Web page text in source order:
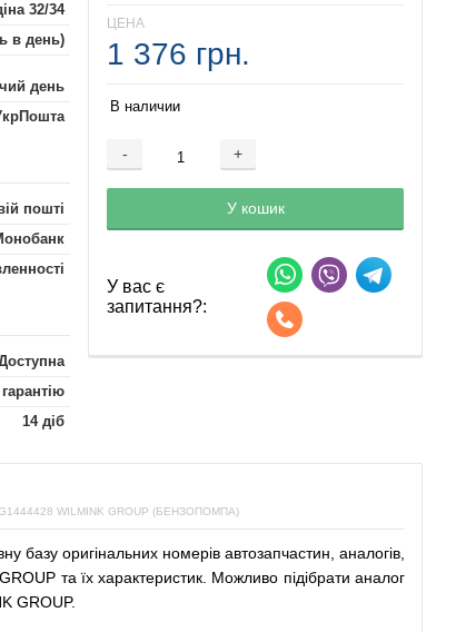
ЦЕНА
1 376 грн.
В наличии
- +
Добавляется...
У кошик
Добавлен
У вас є
запитання?:
32/34
в день)
день
пошті
14 діб
WILMINK GROUP (БЕНЗОПОМПА)
базу оригінальних номерів автозапчастин аналогів
та їх характеристик. Можливо підібрати аналог
GROUP.